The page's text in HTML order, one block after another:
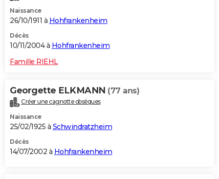
Naissance
26/10/1911 à Hohfrankenheim
Décès
10/11/2004 à Hohfrankenheim
Famille RIEHL
Georgette ELKMANN (77 ans)
Créer une cagnotte obsèques
Naissance
25/02/1925 à Schwindratzheim
Décès
14/07/2002 à Hohfrankenheim